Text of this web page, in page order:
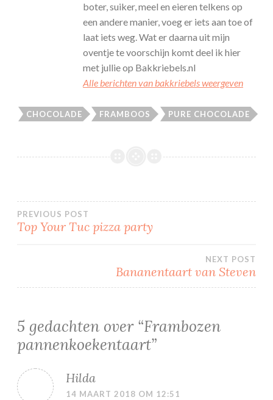
boter, suiker, meel en eieren telkens op
een andere manier, voeg er iets aan toe of
laat iets weg. Wat er daarna uit mijn
oventje te voorschijn komt deel ik hier
met jullie op Bakkriebels.nl
Alle berichten van bakkriebels weergeven
CHOCOLADE FRAMBOOS PURE CHOCOLADE
Bericht
PREVIOUS POST
Top Your Tuc pizza party
NEXT POST
Bananentaart van Steven
5 gedachten over “Frambozen
pannenkoekentaart”
Hilda
14 MAART 2018 OM 12:51